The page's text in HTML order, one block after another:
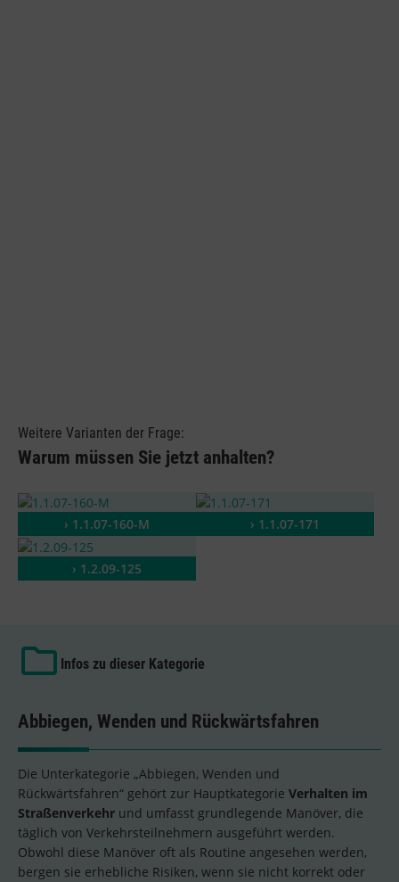
Weitere Varianten der Frage:
Warum müssen Sie jetzt anhalten?
› 1.1.07-160-M › 1.1.07-171
› 1.2.09-125
Infos zu dieser Kategorie
Abbiegen, Wenden und Rückwärtsfahren
Die Unterkategorie „Abbiegen, Wenden und
Rückwärtsfahren“ gehört zur Hauptkategorie Verhalten im
Straßenverkehr und umfasst grundlegende Manöver, die
täglich von Verkehrsteilnehmern ausgeführt werden.
Obwohl diese Manöver oft als Routine angesehen werden,
bergen sie erhebliche Risiken, wenn sie nicht korrekt oder